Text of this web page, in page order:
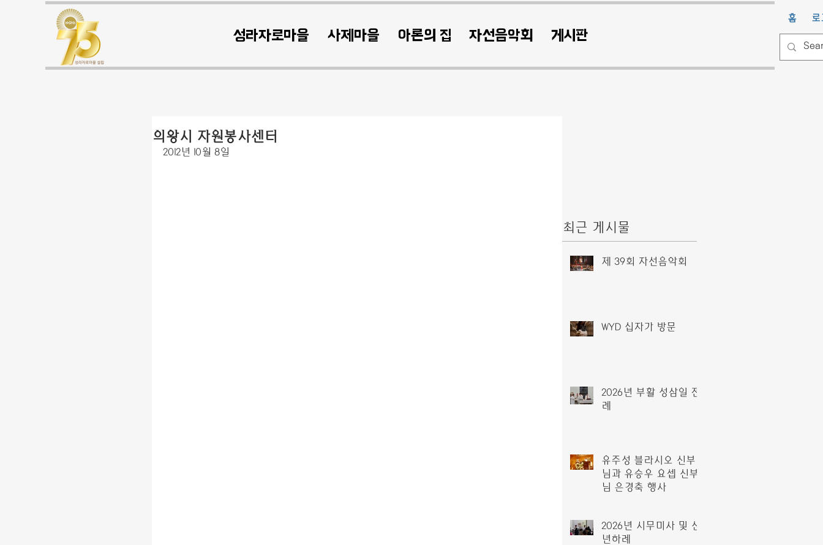
성라자로마을 사제마을 아론의 집 자선음악회 게시판
홈 로
의왕시 자원봉사센터
2012년 10월 8일
최근 게시물
제 39회 자선음악회
WYD 십자가 방문
2026년 부활 성삼일 전
례
유주성 블라시오 신부
님과 유승우 요셉 신부
님 은경축 행사
2026년 시무미사 및 신
년하례